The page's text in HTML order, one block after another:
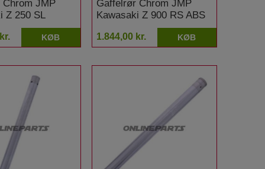
JMP
Z 250 SL
KØB
Gaffelrør Chrom JMP
Kawasaki Z 900 RS ABS
1.844,00 kr. KØB